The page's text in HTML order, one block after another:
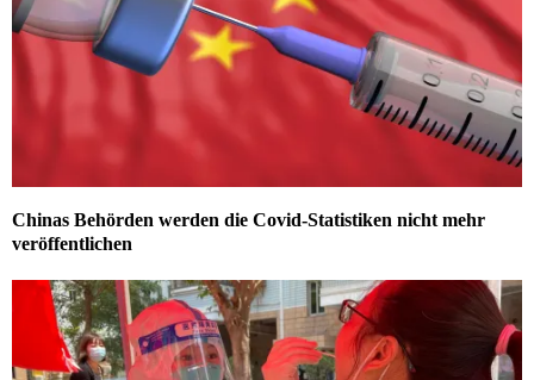
Chinas Behörden werden die Covid-Statistiken nicht mehr
veröffentlichen